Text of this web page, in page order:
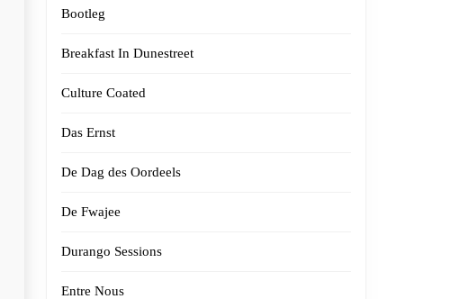
Bootleg
Breakfast In Dunestreet
Culture Coated
Das Ernst
De Dag des Oordeels
De Fwajee
Durango Sessions
Entre Nous